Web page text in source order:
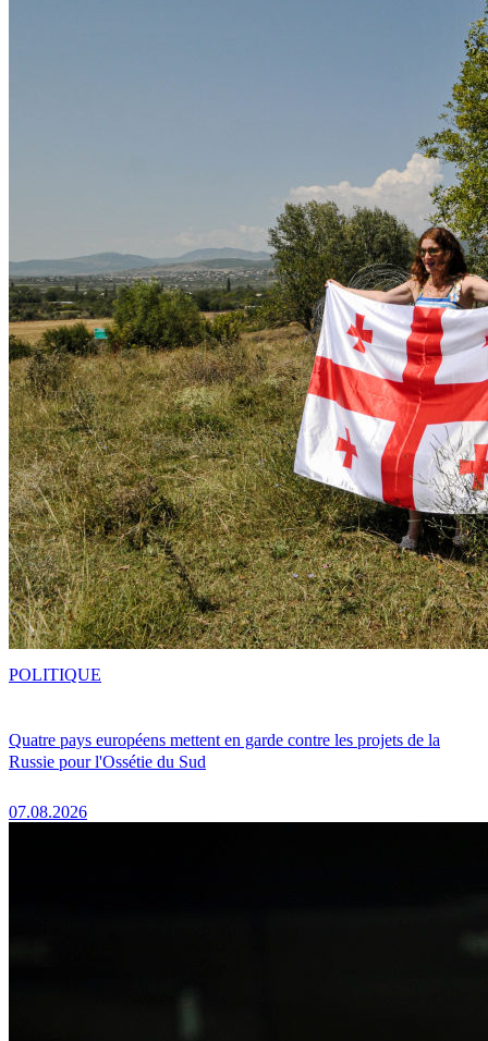
Quatre pays européens mettent en garde contre les projets de la
Russie pour l'Ossétie du Sud
07.08.2026
POLITIQUE